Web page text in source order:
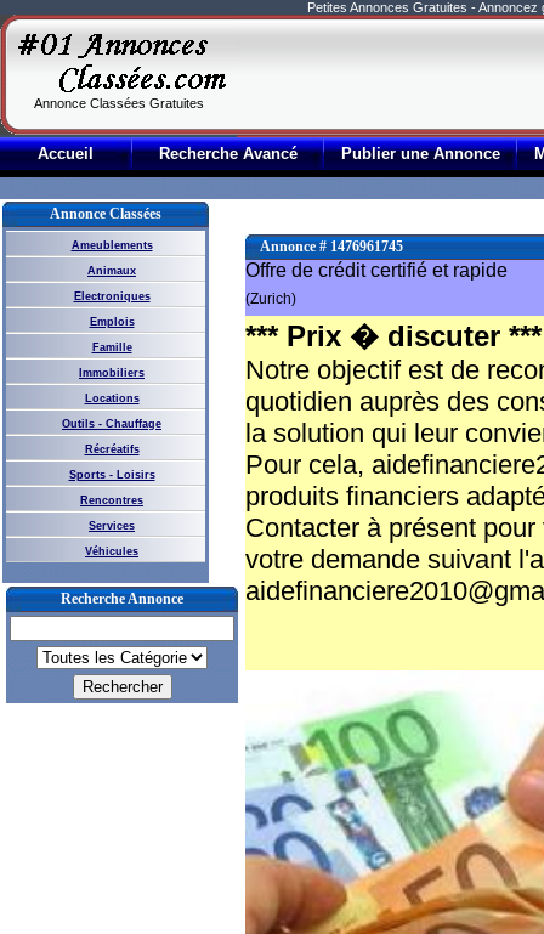
Petites Annonces Gratuites -
Annonce Classées Gratuites
Accueil Recherche Avancé Publier une Annonce
Annonce Classées
Ameublements
Animaux
Electroniques
Emplois
Famille
Immobiliers
Locations
Outils - Chauffage
Récréatifs
Sports - Loisirs
Rencontres
Services
Véhicules
Recherche Annonce
Annonce # 1476961745
Offre de crédit certifié et rapide
(Zurich)
*** Prix � discuter ***
Notre objectif est de
quotidien auprès des
la solution qui leur
Pour cela,
produits financiers
Contacter à présent
votre demande suivant